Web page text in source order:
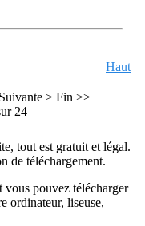
Haut
Suivante > Fin >>
24
tout est gratuit et légal.
de téléchargement.
vous pouvez télécharger
ordinateur, liseuse,